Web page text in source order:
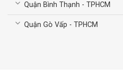
Quận Bình Thạnh - TPHCM
Quận Gò Vấp - TPHCM